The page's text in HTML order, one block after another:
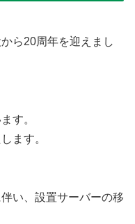
ら20周年を迎えまし
す。
ます。
い、設置サーバーの移